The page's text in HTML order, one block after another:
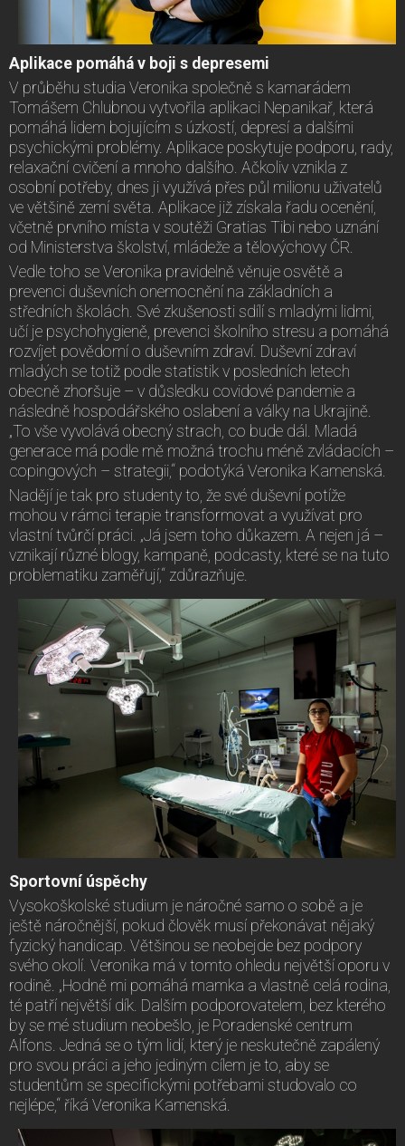
Aplikace pomáhá v boji s depresemi
V průběhu studia Veronika společně s kamarádem
Tomášem Chlubnou vytvořila aplikaci Nepanikař, která
pomáhá lidem bojujícím s úzkostí, depresí a dalšími
psychickými problémy. Aplikace poskytuje podporu, rady,
relaxační cvičení a mnoho dalšího. Ačkoliv vznikla z
osobní potřeby, dnes ji využívá přes půl milionu uživatelů
ve většině zemí světa. Aplikace již získala řadu ocenění,
včetně prvního místa v soutěži Gratias Tibi nebo uznání
od Ministerstva školství, mládeže a tělovýchovy ČR.
Vedle toho se Veronika pravidelně věnuje osvětě a
prevenci duševních onemocnění na základních a
středních školách. Své zkušenosti sdílí s mladými lidmi,
učí je psychohygieně, prevenci školního stresu a pomáhá
rozvíjet povědomí o duševním zdraví. Duševní zdraví
mladých se totiž podle statistik v posledních letech
obecně zhoršuje – v důsledku covidové pandemie a
následně hospodářského oslabení a války na Ukrajině.
„To vše vyvolává obecný strach, co bude dál. Mladá
generace má podle mě možná trochu méně zvládacích –
copingových – strategii,“ podotýká Veronika Kamenská.
Nadějí je tak pro studenty to, že své duševní potíže
mohou v rámci terapie transformovat a využívat pro
vlastní tvůrčí práci. „Já jsem toho důkazem. A nejen já –
vznikají různé blogy, kampaně, podcasty, které se na tuto
problematiku zaměřují,“ zdůrazňuje.
Sportovní úspěchy
Vysokoškolské studium je náročné samo o sobě a je
ještě náročnější, pokud člověk musí překonávat nějaký
fyzický handicap. Většinou se neobejde bez podpory
svého okolí. Veronika má v tomto ohledu největší oporu v
rodině. „Hodně mi pomáhá mamka a vlastně celá rodina,
té patří největší dík. Dalším podporovatelem, bez kterého
by se mé studium neobešlo, je Poradenské centrum
Alfons. Jedná se o tým lidí, který je neskutečně zapálený
pro svou práci a jeho jediným cílem je to, aby se
studentům se specifickými potřebami studovalo co
nejlépe,“ říká Veronika Kamenská.